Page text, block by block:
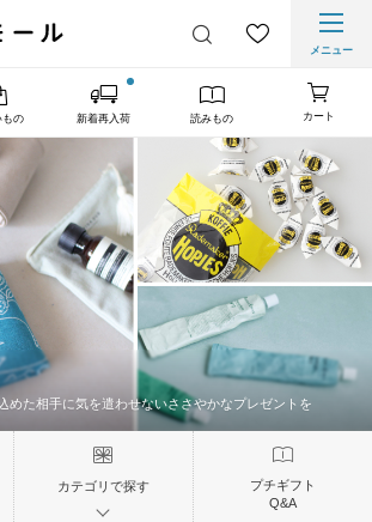
メニュー
もの 新着再入荷 読みもの カート
めた相手に気を遣わせないささやかなプレゼントを
カテゴリで探す
プチギフト
Q&A